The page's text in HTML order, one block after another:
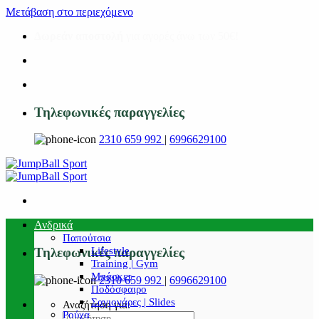
Μετάβαση στο περιεχόμενο
Τηλεφωνικές παραγγελίες
2310 659 992 | 6996629100
Τηλεφωνικές παραγγελίες
2310 659 992 | 6996629100
Αναζήτηση για:
Ανδρικά
Παπούτσια
Lifestyle
Training | Gym
Μπάσκετ
Ποδόσφαιρο
Σαγιονάρες | Slides
Ρούχα